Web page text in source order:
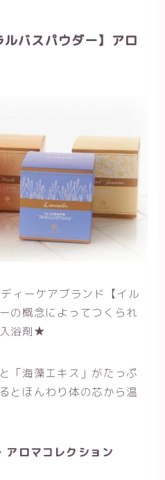
バスパウダー】アロ
ィーケアブランド【イル
の概念によってつくられ
浴剤★
「海藻エキス」がたっぷ
とほんわり体の芯から温
ロマコレクション